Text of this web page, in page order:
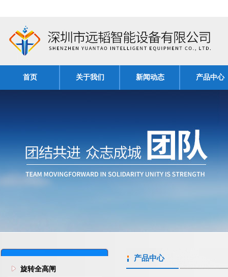
首页 关于我们 新闻动态 产品中心
旋转全高闸
产品中心